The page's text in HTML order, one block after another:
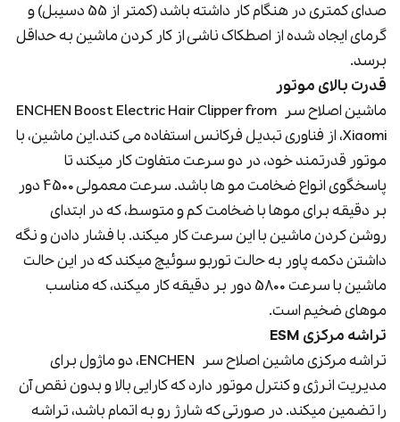
صدای کمتری در هنگام کار داشته باشد (کمتر از 55 دسیبل) و
گرمای ایجاد شده از اصطکاک ناشی از کار کردن ماشین به حداقل
برسد.
قدرت بالای موتور
ماشین اصلاح سر ENCHEN Boost Electric Hair Clipper from
Xiaomi، از فناوری تبدیل فرکانس استفاده می کند.این ماشین، با
موتور قدرتمند خود، در دو سرعت متفاوت کار میکند تا
پاسخگوی انواع ضخامت مو ها باشد. سرعت معمولی 4500 دور
بر دقیقه برای موها با ضخامت کم و متوسط، که در ابتدای
روشن کردن ماشین با این سرعت کار میکند. با فشار دادن و نگه
داشتن دکمه پاور به حالت توربو سوئیچ میکند که در این حالت
ماشین با سرعت 5800 دور بر دقیقه کار میکند، که مناسب
موهای ضخیم است.
تراشه مرکزی ESM
تراشه مرکزی ماشین اصلاح سر ENCHEN، دو ماژول برای
مدیریت انرژی و کنترل موتور دارد که کارایی بالا و بدون نقص آن
را تضمین میکند. در صورتی که شارژ رو به اتمام باشد، تراشه